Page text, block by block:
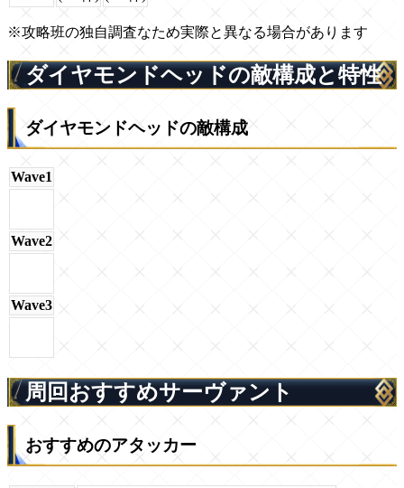
※攻略班の独自調査なため実際と異なる場合があります
ダイヤモンドヘッドの敵構成と特性
ダイヤモンドヘッドの敵構成
Wave1
Wave2
Wave3
周回おすすめサーヴァント
おすすめのアタッカー